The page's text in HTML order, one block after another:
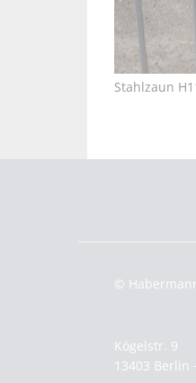
Stahlzaun
©
Kögelstr. 9
13403 Berlin